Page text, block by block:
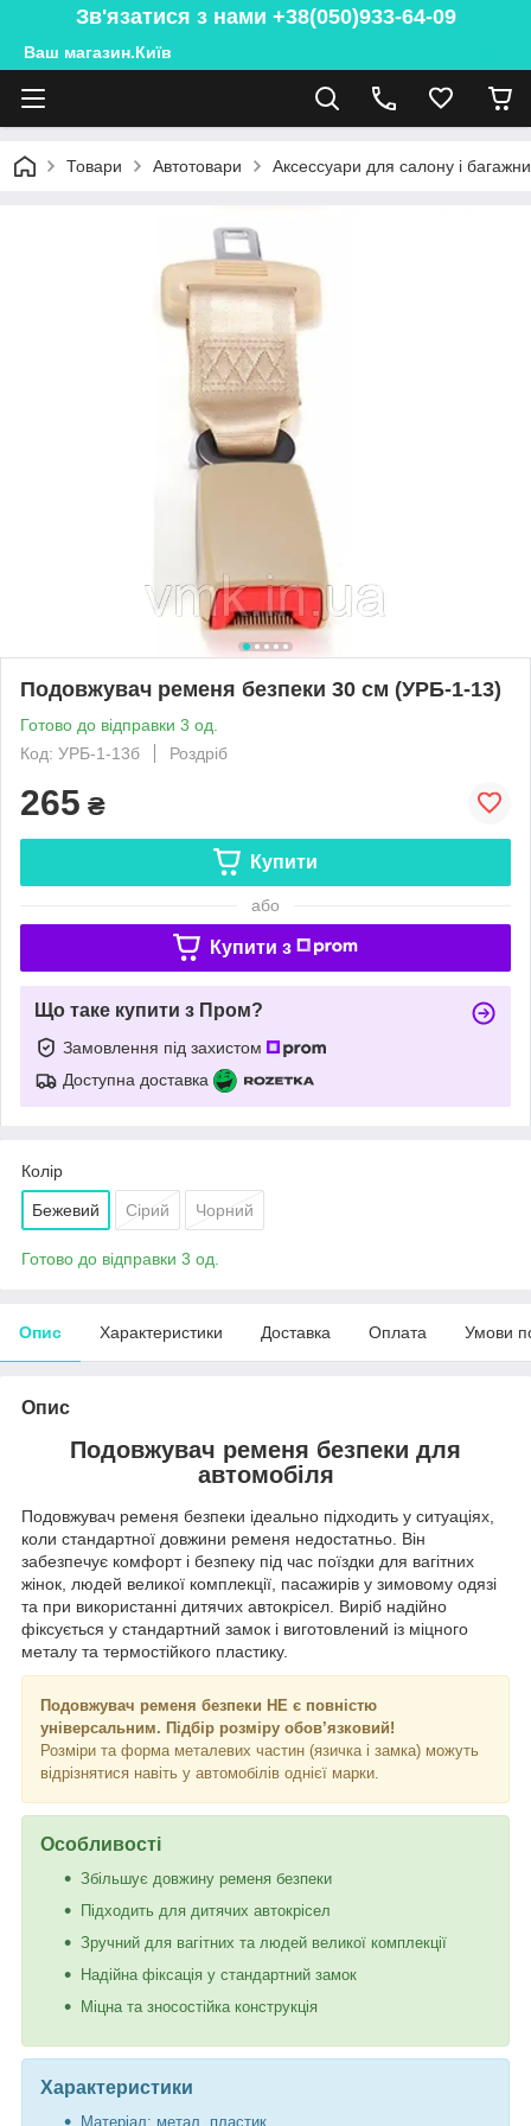
Зв'язатися з нами +38(050)933-64-09
Ваш магазин.Київ
Товари Автотовари Аксессуари для салону і
Подовжувач ременя безпеки 30 см (УРБ-1-13)
Готово до відправки 3 од.
Код: УРБ-1-13б
Роздріб
265 ₴
Купити
або
Купити з
Що таке купити з Пром?
Замовлення під захистом
Доступна доставка
Колір
Бежевий Сірий Чорний
Готово до відправки 3 од.
Опис Характеристики Доставка Оплата Умови
Опис
Подовжувач ременя безпеки для
автомобіля
Подовжувач ременя безпеки ідеально підходить у ситуаціях,
коли стандартної довжини ременя недостатньо. Він
забезпечує комфорт і безпеку під час поїздки для вагітних
жінок, людей великої комплекції, пасажирів у зимовому одязі
та при використанні дитячих автокрісел. Виріб надійно
фіксується у стандартний замок і виготовлений із міцного
металу та термостійкого пластику.
Подовжувач ременя безпеки НЕ є повністю
універсальним. Підбір розміру обов’язковий!
Розміри та форма металевих частин (язичка і замка) можуть
відрізнятися навіть у автомобілів однієї марки.
Особливості
Збільшує довжину ременя безпеки
Підходить для дитячих автокрісел
Зручний для вагітних та людей великої комплекції
Надійна фіксація у стандартний замок
Міцна та зносостійка конструкція
Характеристики
Матеріал: метал, пластик